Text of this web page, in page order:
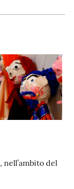
, nell’ambito del